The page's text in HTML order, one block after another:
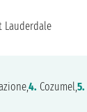
Lauderdale
4. Cozumel,5.